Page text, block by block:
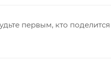
первым, кто